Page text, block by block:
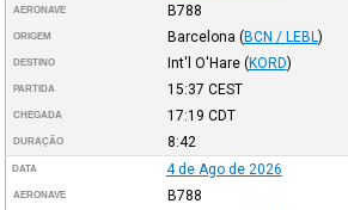
AERONAVE B788
ORIGEM Barcelona (BCN / LEBL )
DESTINO Int'l O'Hare (KORD)
PARTIDA 15:37 CEST
CHEGADA 17:19 CDT
DURAÇÃO 8:42
DATA 4 de Ago de 2026
AERONAVE B788